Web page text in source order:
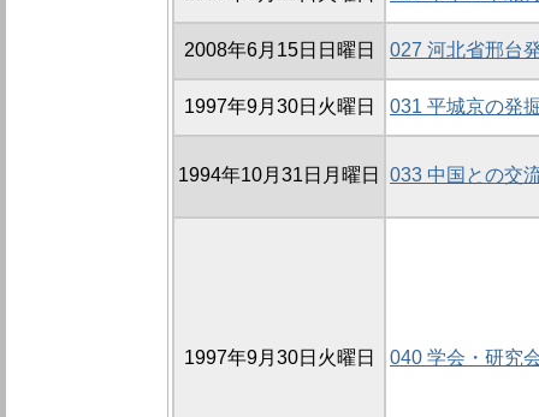
2008年6月15日日曜日 027 河北省邢台
1997年9月30日火曜日 031 平城京の発
1994年10月31日月曜日 033 中国との交
1997年9月30日火曜日 040 学会・研究